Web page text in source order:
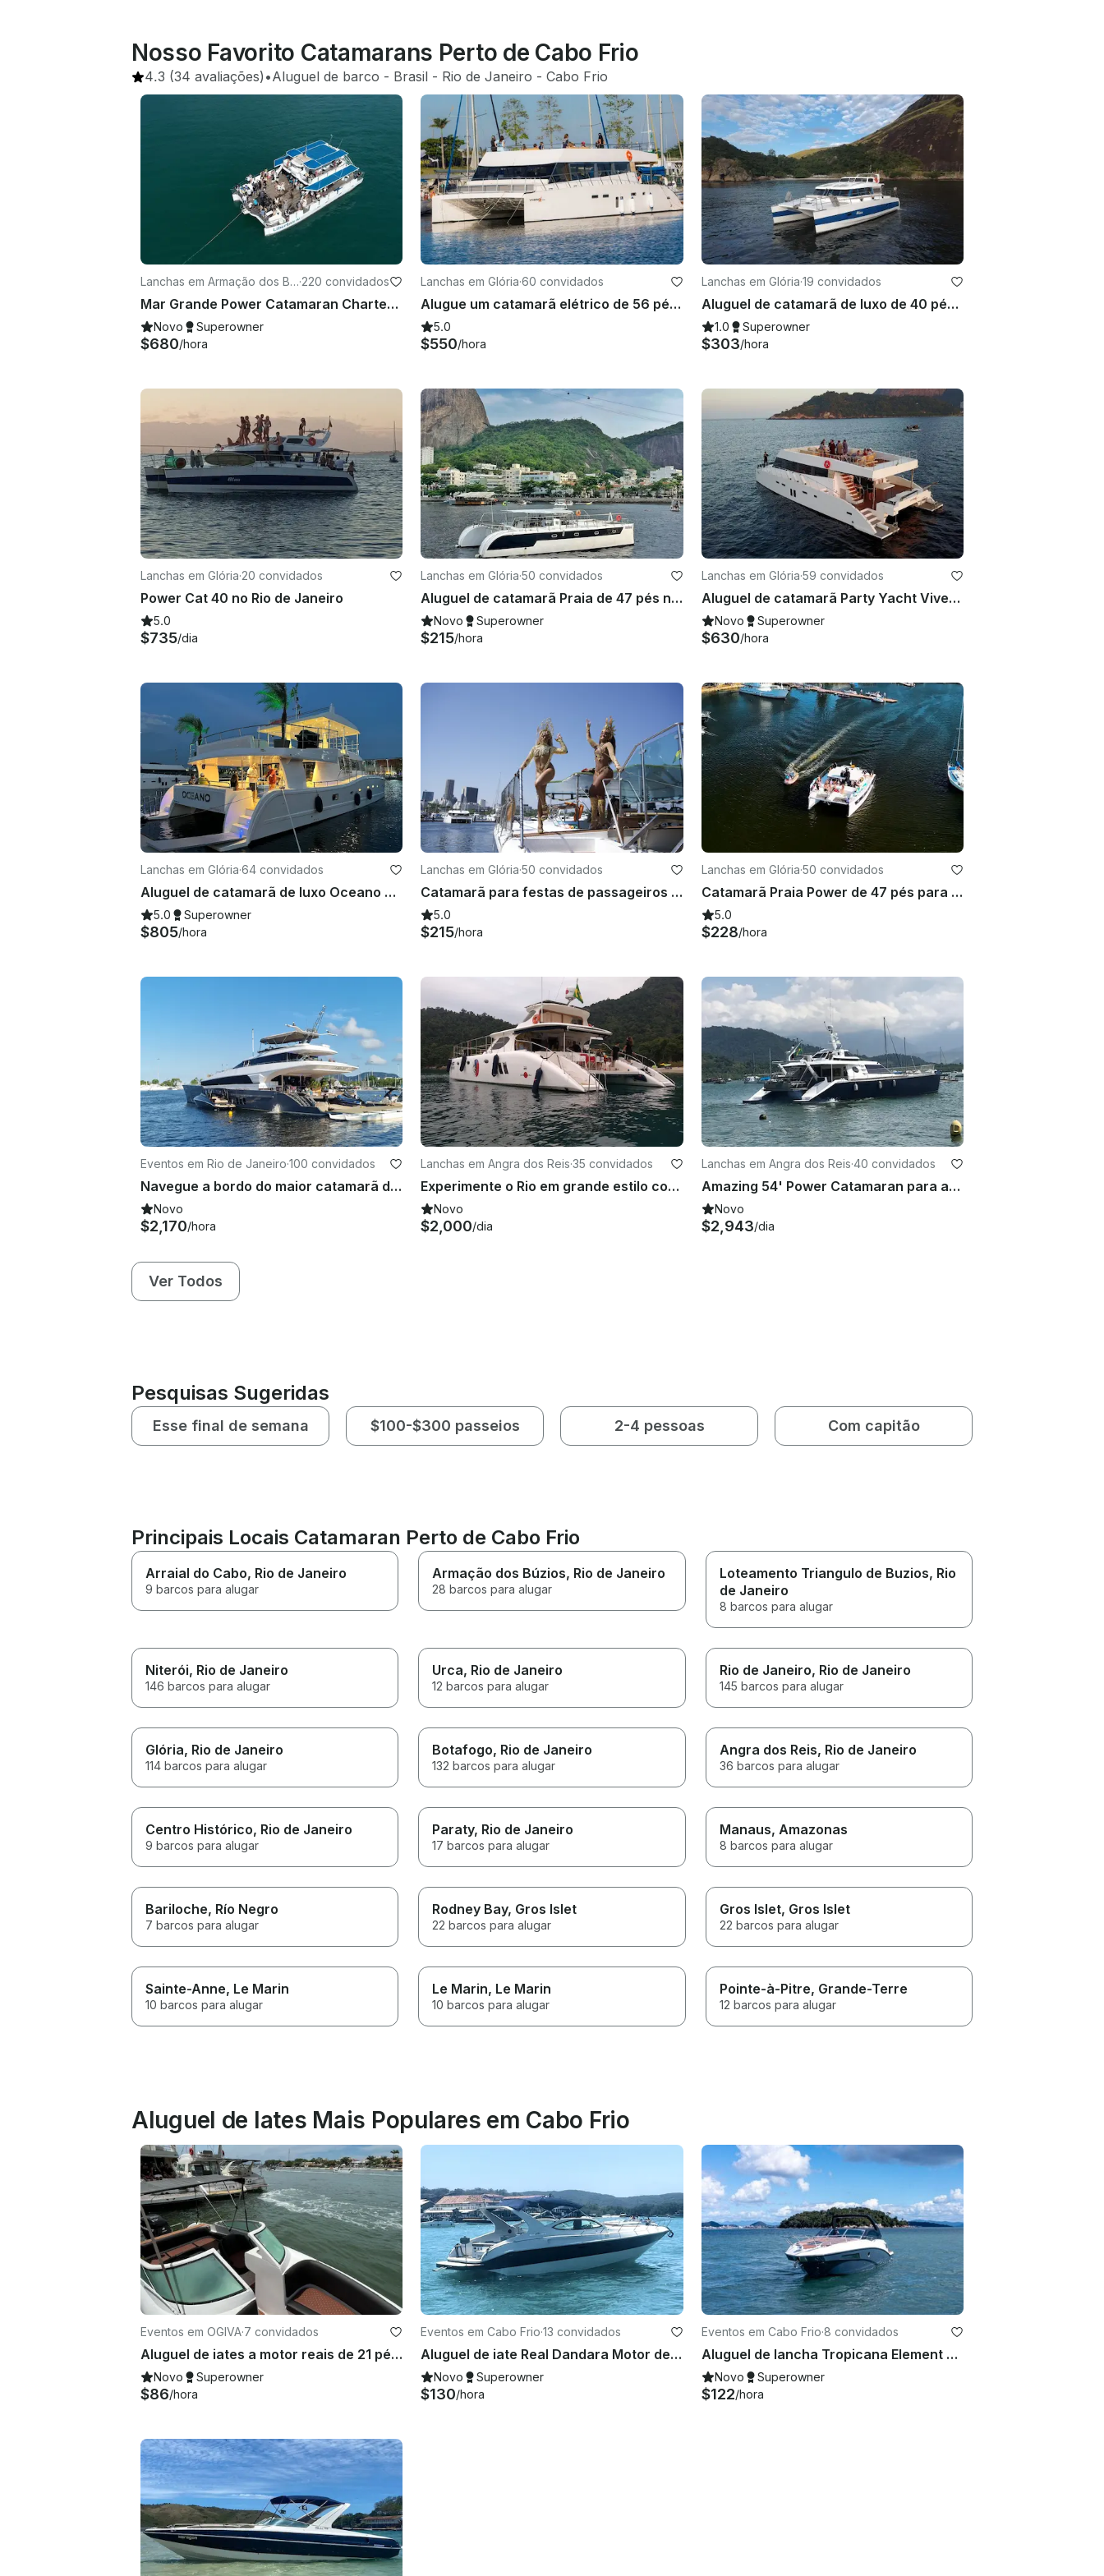
Nosso Favorito Catamarans Perto de Cabo Frio
4.3 (34 avaliações) •Aluguel de barco - Brasil - Rio de Janeiro - Cabo Frio
Lanchas em Armação dos Bú
zios
·220 convidados
Mar Grande Power Catamaran Charter in Armação dos Búzios, Brazil
Novo Superowner
$680/hora
Lanchas em Glória·60 convidados
Alugue um catamarã elétrico de 56 pés no Rio de Janeiro, Brasil
5.0
$550/hora
Lanchas em Glória·19 convidados
Aluguel de catamarã de luxo de 40 pés no Rio de Janeiro, Brasil
1.0 Superowner
$303/hora
Lanchas em Glória·20 convidados
Power Cat 40 no Rio de Janeiro
5.0
$735/dia
Lanchas em Glória·50 convidados
Aluguel de catamarã Praia de 47 pés no Rio de Janeiro, Brasil com concierge
Novo Superowner
$215/hora
Lanchas em Glória·59 convidados
Aluguel de catamarã Party Yacht Vivere Xtreme de 47 pés no Rio de Janeiro, Brasil
Novo Superowner
$630/hora
Lanchas em Glória·64 convidados
Aluguel de catamarã de luxo Oceano de 60 pés no Rio de Janeiro, Brasil com concierge
5.0 Superowner
$805/hora
Lanchas em Glória·50 convidados
Catamarã para festas de passageiros de 50 pés no Rio de Janeiro
5.0
$215/hora
Lanchas em Glória·50 convidados
Catamarã Praia Power de 47 pés para até 50 passageiros no Rio de Janeiro, Brasil
5.0
$228/hora
Eventos em Rio de Janeiro·100 convidados
Navegue a bordo do maior catamarã do Brasil, com 120 pés
Novo
$2,170/hora
Lanchas em Angra dos Reis·35 convidados
Experimente o Rio em grande estilo com um cruzeiro de catamarã de 46 pés para 38 pessoas!
Novo
$2,000/dia
Lanchas em Angra dos Reis·40 convidados
Amazing 54' Power Catamaran para até 40 passageiros!
Novo
$2,943/dia
Ver Todos
Pesquisas Sugeridas
Esse final de semana $100-$300 passeios 2-4 pessoas Com capitão
Principais Locais Catamaran Perto de Cabo Frio
Arraial do Cabo, Rio de Janeiro
9 barcos para alugar
Armação dos Búzios, Rio de Janeiro
28 barcos para alugar
Loteamento Triangulo de Buzios, Rio
de Janeiro
8 barcos para alugar
Niterói, Rio de Janeiro
146 barcos para alugar
Urca, Rio de Janeiro
12 barcos para alugar
Rio de Janeiro, Rio de Janeiro
145 barcos para alugar
Glória, Rio de Janeiro
114 barcos para alugar
Botafogo, Rio de Janeiro
132 barcos para alugar
Angra dos Reis, Rio de Janeiro
36 barcos para alugar
Centro Histórico, Rio de Janeiro
9 barcos para alugar
Paraty, Rio de Janeiro
17 barcos para alugar
Manaus, Amazonas
8 barcos para alugar
Bariloche, Río Negro
7 barcos para alugar
Rodney Bay, Gros Islet
22 barcos para alugar
Gros Islet, Gros Islet
22 barcos para alugar
Sainte-Anne, Le Marin
10 barcos para alugar
Le Marin, Le Marin
10 barcos para alugar
Pointe-à-Pitre, Grande-Terre
12 barcos para alugar
Aluguel de Iates Mais Populares em Cabo Frio
Eventos em OGIVA·7 convidados
Aluguel de iates a motor reais de 21 pés em Arraial do Cabo, Rio de Janeiro, Brasil
Novo Superowner
$86/hora
Eventos em Cabo Frio·13 convidados
Aluguel de iate Real Dandara Motor de 34 pés em Arraial do Cabo, Rio de Janeiro, Brasil
Novo Superowner
$130/hora
Eventos em Cabo Frio·8 convidados
Aluguel de lancha Tropicana Element FS de 26 pés em Arraial do Cabo, Brasil
Novo Superowner
$122/hora